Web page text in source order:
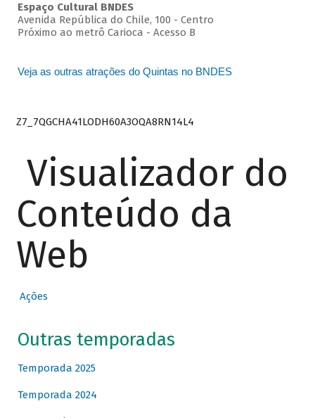
Espaço Cultural BNDES
Avenida República do Chile, 100 - Centro
Próximo ao metrô Carioca - Acesso B
Veja as outras atrações do Quintas no BNDES
Z7_7QGCHA41LODH60A3OQA8RN14L4
Visualizador do
Conteúdo da
Web
Ações
Outras temporadas
Temporada 2025
Temporada 2024